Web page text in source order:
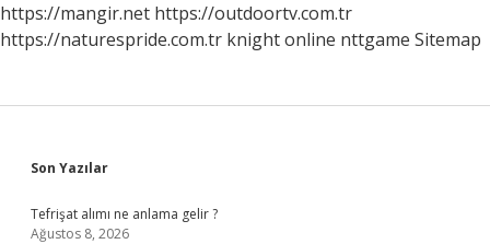
https://mangir.net https://outdoortv.com.tr
https://naturespride.com.tr knight online nttgame Sitemap
Sidebar
Son Yazılar
Tefrişat alımı ne anlama gelir ?
Ağustos 8, 2026